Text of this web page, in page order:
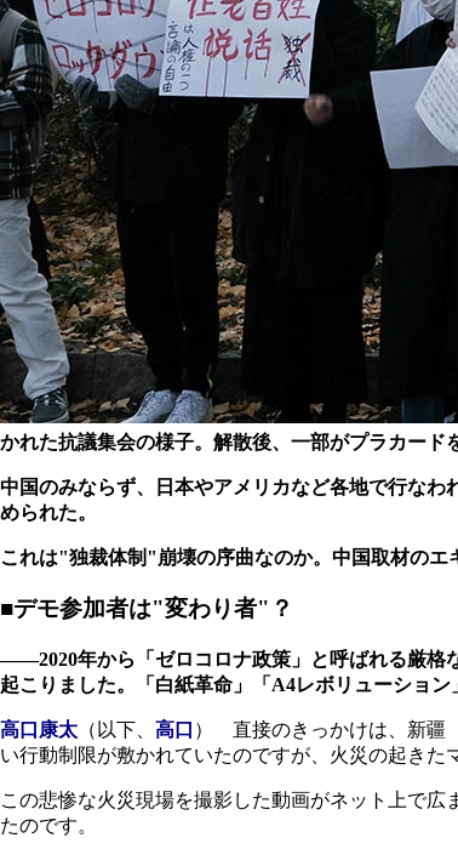
かれた抗議集会の様子。解散後、一部がプラカー
中国のみならず、日本やアメリカなど各地で行な
められた。
これは"独裁体制"崩壊の序曲なのか。中国取材のエ
■デモ参加者は"変わり者"？
――2020年から「ゼロコロナ政策」と呼ばれる厳格
起こりました。「白紙革命」「A4レボリューショ
高口康太 （以下、 高口 ） 直接のきっかけは、新疆
い行動制限が敷かれていたのですが、火災の起き
この悲惨な火災現場を撮影した動画がネット上で
たのです。